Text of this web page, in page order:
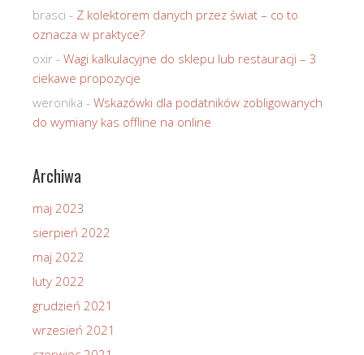
brasci - Z kolektorem danych przez świat – co to
oznacza w praktyce?
oxir - Wagi kalkulacyjne do sklepu lub restauracji – 3
ciekawe propozycje
weronika - Wskazówki dla podatników zobligowanych
do wymiany kas offline na online
Archiwa
maj 2023
sierpień 2022
maj 2022
luty 2022
grudzień 2021
wrzesień 2021